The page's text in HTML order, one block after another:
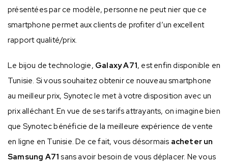
présentées par ce modèle, personne ne peut nier que ce
smartphone permet aux clients de profiter d’un excellent
rapport qualité/prix.
Le bijou de technologie, Galaxy A71, est enfin disponible en
Tunisie. Si vous souhaitez obtenir ce nouveau smartphone
au meilleur prix, Synotec le met à votre disposition avec un
prix alléchant. En vue de ses tarifs attrayants, on imagine bien
que Synotec bénéficie de la meilleure expérience de vente
en ligne en Tunisie. De ce fait, vous désormais acheter un
Samsung A71 sans avoir besoin de vous déplacer. Ne vous